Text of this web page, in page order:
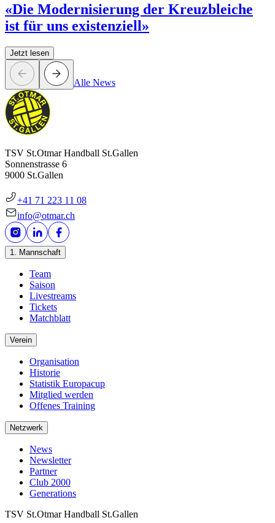
«Die Modernisierung der Kreuzbleiche
ist für uns existenziell»
Jetzt lesen
Alle News
TSV St.Otmar Handball St.Gallen
Sonnenstrasse 6
9000 St.Gallen
+41 71 223 11 08
info@otmar.ch
1. Mannschaft
Team
Saison
Livestreams
Tickets
Matchblatt
Verein
Organisation
Historie
Statistik Europacup
Mitglied werden
Offenes Training
Netzwerk
News
Newsletter
Partner
Club 2000
Generations
TSV St.Otmar Handball St.Gallen